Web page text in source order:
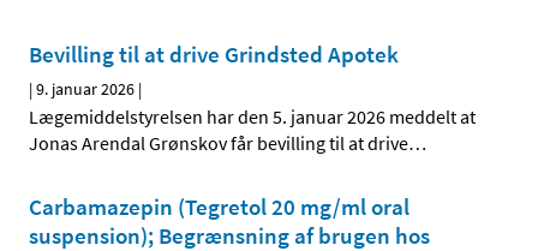
Bevilling til at drive Grindsted Apotek
|9. januar 2026 |
Lægemiddelstyrelsen har den 5. januar 2026 meddelt at
Jonas Arendal Grønskov får bevilling til at drive…
Carbamazepin (Tegretol 20 mg/ml oral
suspension); Begrænsning af brugen hos